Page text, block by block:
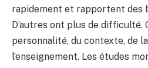
rapidement et rapportent des
D’autres ont plus de difficulté.
personnalité, du contexte, de
l’enseignement. Les études